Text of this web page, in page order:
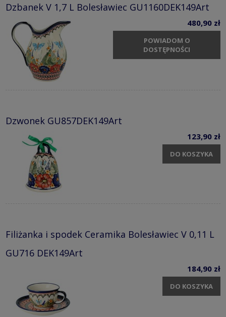
Dzbanek V 1,7 L Bolesławiec GU1160DEK149Art
480,90 zł
POWIADOM O
DOSTĘPNOŚCI
Dzwonek GU857DEK149Art
123,90 zł
DO KOSZYKA
Filiżanka i spodek Ceramika Bolesławiec V 0,11 L
GU716 DEK149Art
184,90 zł
DO KOSZYKA